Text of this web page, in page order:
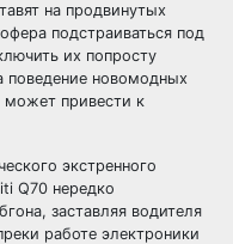
на продвинутых
подстраиваться под
их попросту
новомодных
может привести к
экстренного
Q70 нередко
заставляя водителя
работе электроники